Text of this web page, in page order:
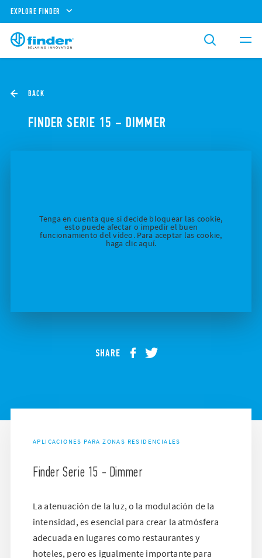
EXPLORE FINDER
BACK
FINDER SERIE 15 – DIMMER
Tenga en cuenta que si decide bloquear las cookie,
esto puede afectar o impedir el buen
funcionamiento del vídeo. Para aceptar las cookie,
haga clic aquí.
SHARE
APLICACIONES PARA ZONAS RESIDENCIALES
Finder Serie 15 - Dimmer
La atenuación de la luz, o la modulación de la
intensidad, es esencial para crear la atmósfera
adecuada en lugares como restaurantes y
hoteles, pero es igualmente importante para